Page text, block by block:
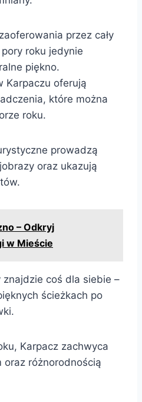
przez cały
roku jedynie
piękno.
Karpaczu oferują
które można
roku.
prowadzą
oraz ukazują
– Odkryj
w Mieście
znajdzie coś dla siebie –
ścieżkach po
Karpacz zachwyca
różnorodnością